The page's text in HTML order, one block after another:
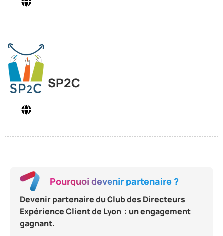
SP2C
Pourquoi devenir partenaire ?
Devenir partenaire du Club des Directeurs
Expérience Client de Lyon : un engagement
gagnant.